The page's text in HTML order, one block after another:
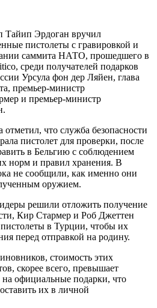
Тайип Эрдоган вручил
пистолеты с гравировкой и
саммита НАТО, прошедшего в
среди получателей подарков
Урсула фон дер Ляйен, глава
премьер-министр
и премьер-министр
отметил, что служба безопасности
пистолет для проверки, после
в Бельгию с соблюдением
норм и правил хранения. В
не сообщили, как именно они
оружием.
решили отложить получение
Кир Стармер и Роб Джеттен
пистолеты в Турции, чтобы их
перед отправкой на родину.
стоимость этих
скорее всего, превышает
официальные подарки, что
их в личной